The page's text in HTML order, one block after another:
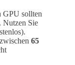
GPU sollten
Nutzen Sie
65